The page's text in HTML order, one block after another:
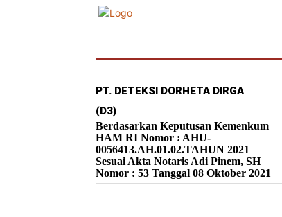
PT. DETEKSI DORHETA DIRGA
(D3)
Berdasarkan Keputusan Kemenkum
HAM RI Nomor : AHU-
0056413.AH.01.02.TAHUN 2021
Sesuai Akta Notaris Adi Pinem, SH
Nomor : 53 Tanggal 08 Oktober 2021